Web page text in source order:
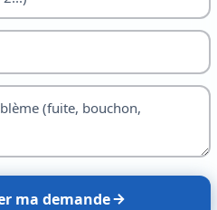
ma demande